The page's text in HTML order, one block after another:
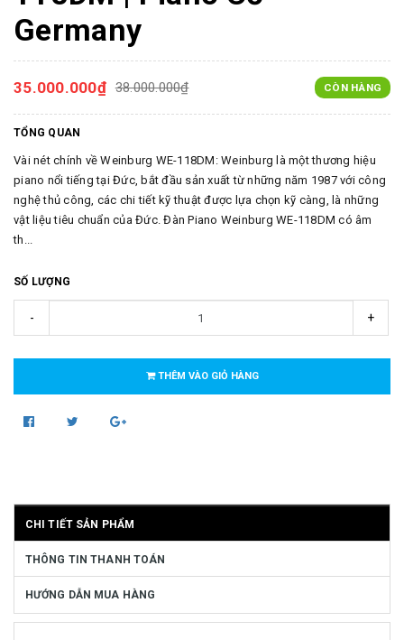
Germany
35.000.000₫ 38.000.000₫ CÒN HÀNG
TỔNG QUAN
Vài nét chính về Weinburg WE-118DM: Weinburg là một thương hiệu
piano nổi tiếng tại Đức, bắt đầu sản xuất từ những năm 1987 với công
nghệ thủ công, các chi tiết kỹ thuật được lựa chọn kỹ càng, là những
vật liệu tiêu chuẩn của Đức. Đàn Piano Weinburg WE-118DM có âm
th...
SỐ LƯỢNG
- +
THÊM VÀO GIỎ HÀNG
CHI TIẾT SẢN PHẨM
THÔNG TIN THANH TOÁN
HƯỚNG DẪN MUA HÀNG